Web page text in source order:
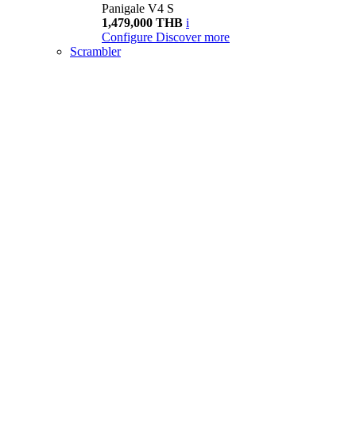
Panigale V4 S
1,479,000 THB i
Configure Discover more
Scrambler